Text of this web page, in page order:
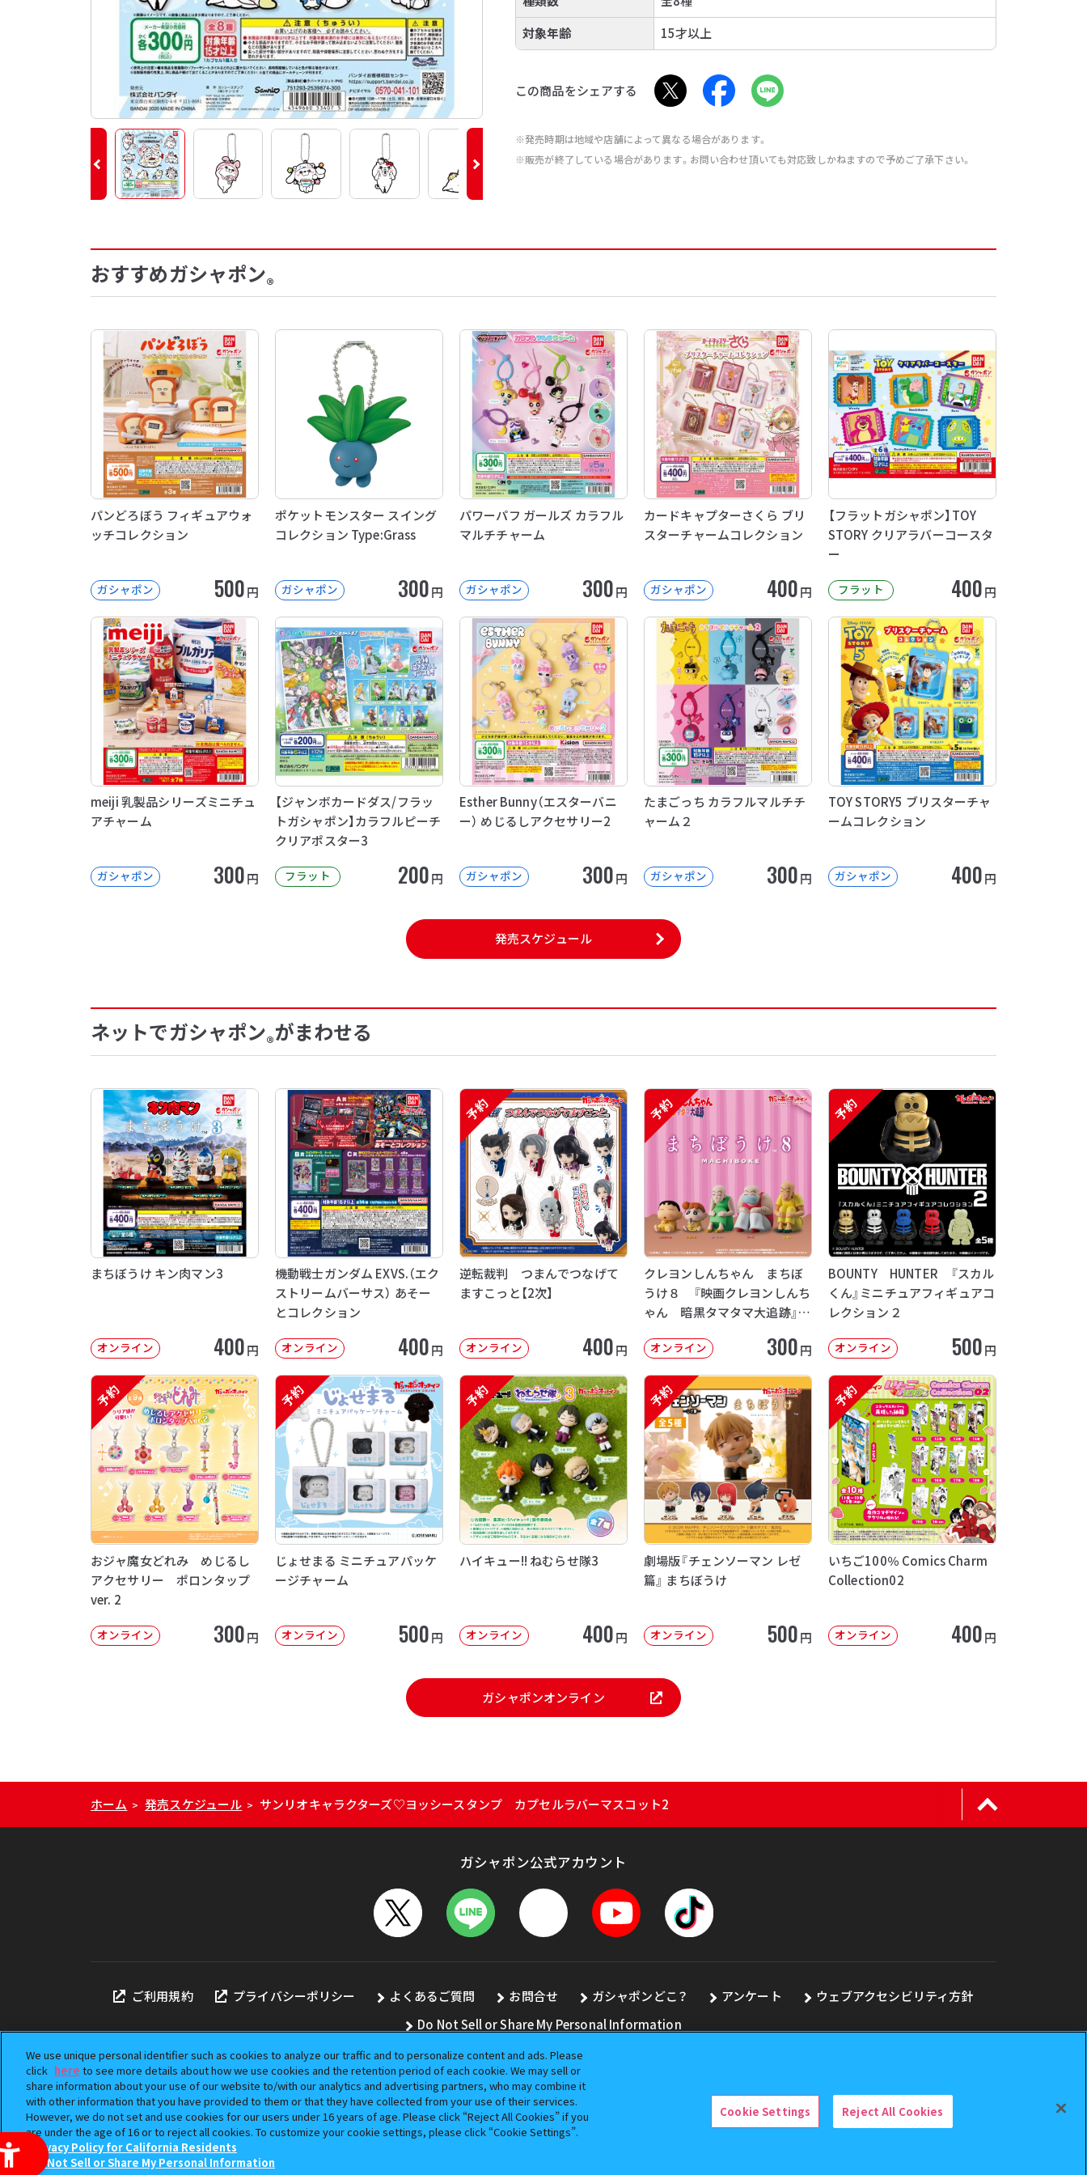
対象年齢
15才以上
この商品をシェアする
※発売時期は地域や店舗によって異なる場合があります。
※販売が終了している場合があります。お問い合わせ頂いても対応致しかねますので予めご了承下さい。
おすすめガシャポン®
パンどろぼう フィギュアウォ
ッチコレクション
ガシャポン 500円
ポケットモンスター スイング
コレクション Type:Grass
ガシャポン 300円
パワーパフ ガールズ カラフル
マルチチャーム
ガシャポン 300円
カードキャプターさくら ブリ
スターチャームコレクション
ガシャポン 400円
【フラットガシャポン】TOY
STORY クリアラバーコースタ
ー
フラット 400円
meiji 乳製品シリーズミニチュ
アチャーム
ガシャポン 300円
【ジャンボカードダス/フラッ
トガシャポン】カラフルピーチ
クリアポスター3
フラット 200円
Esther Bunny（エスターバニ
ー） めじるしアクセサリー2
ガシャポン 300円
たまごっち カラフルマルチチ
ャーム２
ガシャポン 300円
TOY STORY5 ブリスターチャ
ームコレクション
ガシャポン 400円
発売スケジュール
ネットでガシャポン®がまわせる
まちぼうけ キン肉マン3
オンライン 400円
機動戦士ガンダム EXVS.（エク
ストリームバーサス） あそー
とコレクション
オンライン 400円
予約
逆転裁判 つまんでつなげて
ますこっと【2次】
オンライン 400円
予約
クレヨンしんちゃん まちぼ
うけ８ 『映画クレヨンしんち
ゃん 暗黒タマタマ大追跡』
オンライン 300円
予約
BOUNTY HUNTER 『スカル
くん』ミニチュアフィギュアコ
レクション２
オンライン 500円
予約
おジャ魔女どれみ めじるし
アクセサリー ポロンタップ
ver. 2
オンライン 300円
予約
じょせまる ミニチュアパッケ
ージチャーム
オンライン 500円
予約
ハイキュー!! ねむらせ隊3
オンライン 400円
予約
劇場版『チェンソーマン レゼ
篇』 まちぼうけ
オンライン 500円
予約
いちご100％ Comics Charm
Collection02
オンライン 400円
ガシャポンオンライン
ホーム > 発売スケジュール > サンリオキャラクターズ♡ヨッシースタンプ カプセルラバーマスコット2
ガシャポン公式アカウント
ご利用規約 プライバシーポリシー よくあるご質問 お問合せ ガシャポンどこ？ アンケート
ウェブアクセシビリティ方針
Do Not Sell or Share My Personal Information
本サイトに掲載されている全ての画像、文章、データの無断転用、転載をお断りします。
「ガシャポン」は株式会社バンダイの登録商標です。
©BANDAI
We use unique personal identifier such as cookies to analyze our traffic and to personalize content and ads. Please
click here to see more details about how we use cookies and the retention period of each cookie. We may sell or
share information about your use of our website to/with our analytics and advertising partners, who may combine it
with other information that you have provided to them or that they have collected from your use of their services.
However, we do not set and use cookies for our users under 16 years of age. Please click “Reject All Cookies” if you
are under the age of 16 or to reject all cookies. To customize your cookie settings, please click “Cookie Settings”.
Privacy Policy for California Residents
Do Not Sell or Share My Personal Information
Cookie Settings Reject All Cookies